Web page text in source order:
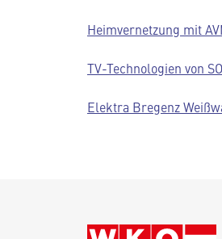
Heim­ver­net­zung mit
TV-Tech­no­lo­gien von
Elektra Bregenz